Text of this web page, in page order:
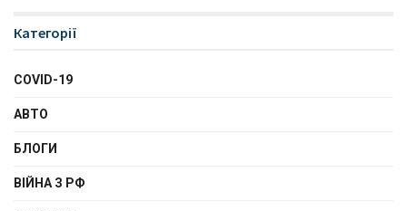
Категорії
COVID-19
АВТО
БЛОГИ
ВІЙНА З РФ